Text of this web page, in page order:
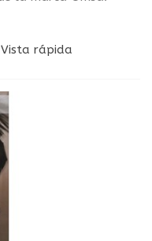
Vista rápida